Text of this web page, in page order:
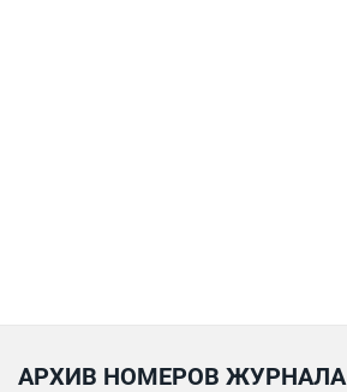
АРХИВ НОМЕРОВ ЖУРНАЛА